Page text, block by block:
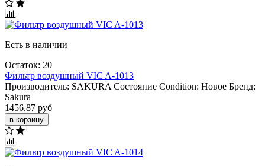
Есть в наличии
Остаток: 20
Фильтр воздушный VIC A-1013
Производитель: SAKURA Состояние Condition: Новое Бренд:
Sakura
1456.87 руб
в корзину